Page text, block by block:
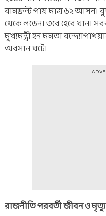
বামফ্রন্ট পায় মাত্র ৬২ আসন।
থেকে লড়েন। তবে হেরে যান।
মুখ্যমন্ত্রী হন মমতা
অবসান ঘটে।
রাজনীতি পরবর্তী জীবন ও মৃত্যু